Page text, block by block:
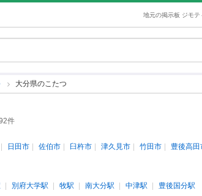
地元の掲示板 ジモテ
大分県のこたつ
件
日田市 佐伯市 臼杵市 津久見市 竹田市 豊後高田
別府大学駅 牧駅 南大分駅 中津駅
豊後国分駅